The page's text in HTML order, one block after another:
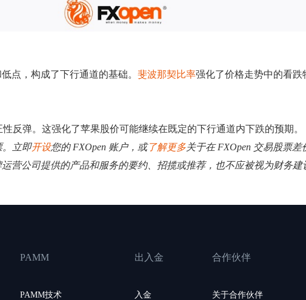
点，构成了下行通道的基础。 斐波那契比率强化了价格走势中的看跌
反弹。这强化了苹果股价可能继续在既定的下行通道内下跌的预期。
。立即开设您的 FXOpen 账户，或了解更多关于在 FXOpen 交易股票差
营公司提供的产品和服务的要约、招揽或推荐，也不应被视为财务建
PAMM
PAMM技术
出入金
入金
合作伙伴
关于合作伙伴